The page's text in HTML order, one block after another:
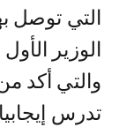
التي توصل
الوزير
والتي أكد
تدرس